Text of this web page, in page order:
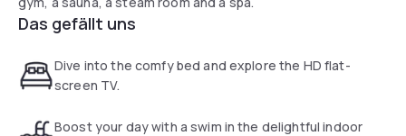
Das gefällt uns
Dive into the comfy bed and explore the HD flat-
screen TV.
Boost your day with a swim in the delightful indoor